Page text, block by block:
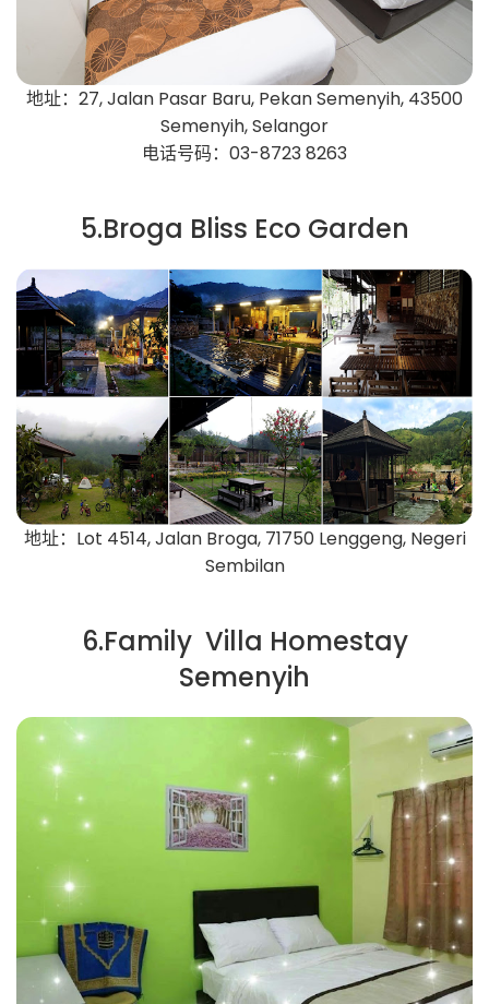
地址：27, Jalan Pasar Baru, Pekan Semenyih, 43500
Semenyih, Selangor
电话号码：03-8723 8263
5.Broga Bliss Eco Garden
地址：Lot 4514, Jalan Broga, 71750 Lenggeng, Negeri
Sembilan
6.Family Villa Homestay
Semenyih